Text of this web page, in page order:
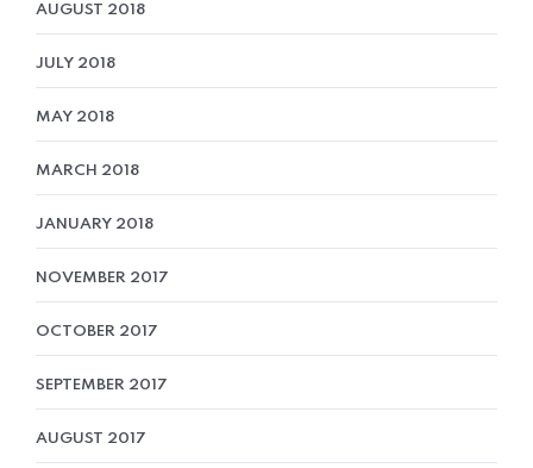
AUGUST 2018
JULY 2018
MAY 2018
MARCH 2018
JANUARY 2018
NOVEMBER 2017
OCTOBER 2017
SEPTEMBER 2017
AUGUST 2017